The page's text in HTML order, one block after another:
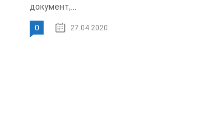
документ,...
0 27.04.2020